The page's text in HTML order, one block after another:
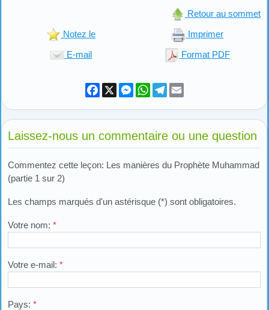
Retour au sommet
Notez le Imprimer
E-mail Format PDF
Facebook
X Messenger
WhatsApp
Telegram
Laissez-nous un commentaire ou une question
Commentez cette leçon: Les manières du Prophète Muhammad
(partie 1 sur 2)
Les champs marqués d'un astérisque (*) sont obligatoires.
Votre nom: *
Votre e-mail: *
Pays: *